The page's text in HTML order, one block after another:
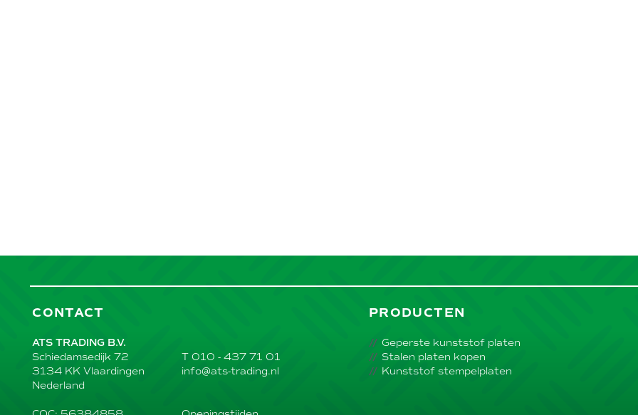
CONTACT
ATS TRADING B.V.
Schiedamsedijk 72
3134 KK Vlaardingen
Nederland
T 010 - 437 71 01
info@ats-trading.nl
PRODUCTEN
Geperste kunststof platen
Stalen platen kopen
Kunststof stempelplaten